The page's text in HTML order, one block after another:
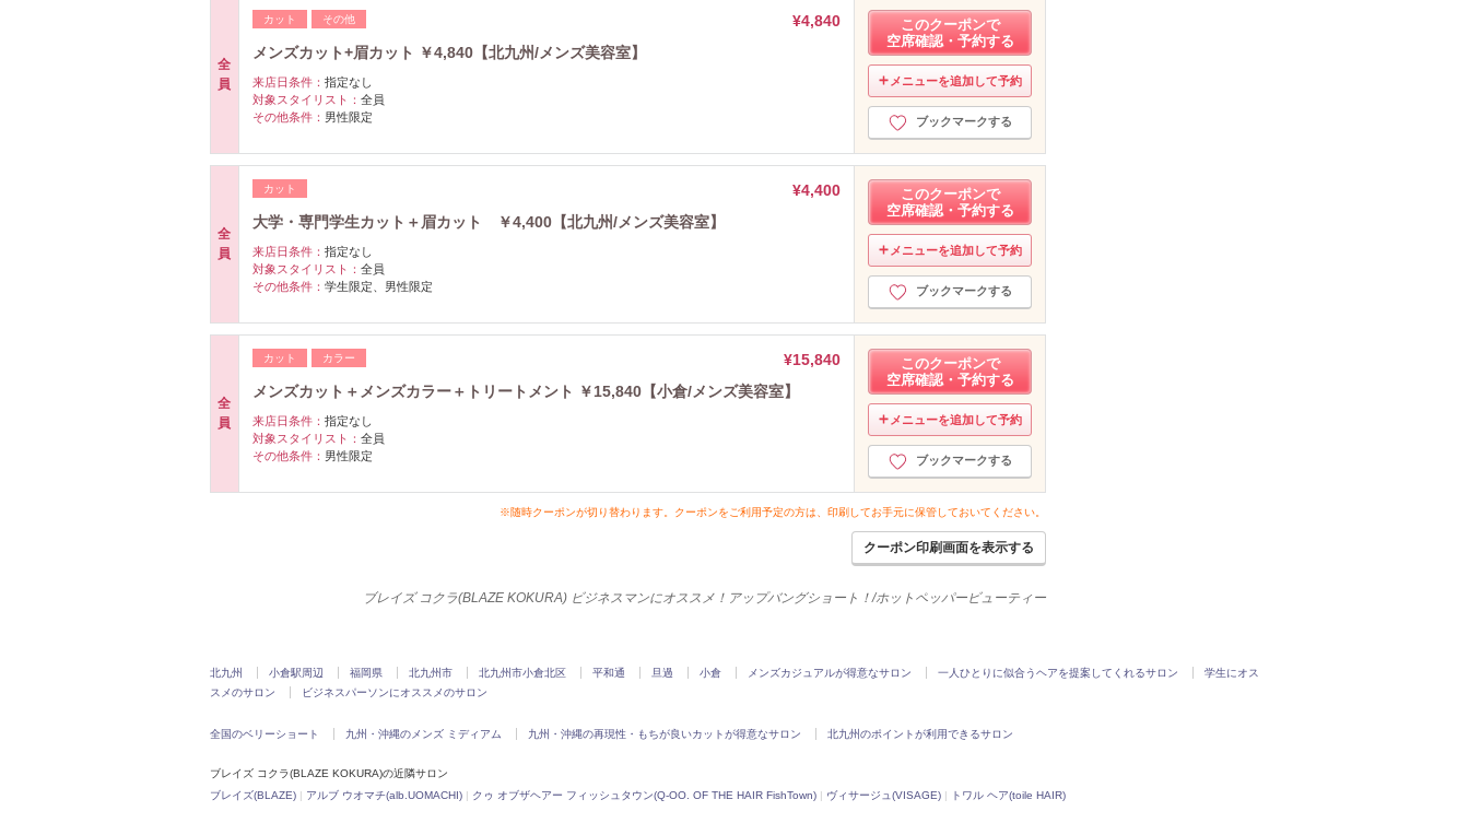
全
員
カット その他
¥4,840
メンズカット+眉カット ￥4,840【北九州/メンズ美容室】
来店日条件： 指定なし
対象スタイリスト： 全員
その他条件： 男性限定
このクーポンで
空席確認・予約する
メニューを追加して予約
ブックマークする
全
員
カット
¥4,400
大学・専門学生カット＋眉カット ￥4,400【北九州/メンズ美容室】
来店日条件： 指定なし
対象スタイリスト： 全員
その他条件： 学生限定、男性限定
このクーポンで
空席確認・予約する
メニューを追加して予約
ブックマークする
全
員
カット カラー
¥15,840
メンズカット＋メンズカラー＋トリートメント ￥15,840【小倉/メンズ美容室】
来店日条件： 指定なし
対象スタイリスト： 全員
その他条件： 男性限定
このクーポンで
空席確認・予約する
メニューを追加して予約
ブックマークする
※随時クーポンが切り替わります。クーポンをご利用予定の方は、印刷してお手元に保管しておいてください。
クーポン印刷画面を表示する
ブレイズ コクラ(BLAZE KOKURA) ビジネスマンにオススメ！アップバングショート！/ホットペッパービューティー
北九州 小倉駅周辺 福岡県 北九州市 北九州市小倉北区 平和通 旦過 小倉 メンズカジュアルが得意なサロン 一人ひとりに似合うヘアを提案してくれるサロン
学生にオス
スメのサロン
ビジネスパーソンにオススメのサロン
全国のベリーショート 九州・沖縄のメンズ ミディアム 九州・沖縄の再現性・もちが良いカットが得意なサロン 北九州のポイントが利用できるサロン
ブレイズ コクラ(BLAZE KOKURA)の近隣サロン
ブレイズ(BLAZE) | アルブ ウオマチ(alb.UOMACHI) | クゥ オブザヘアー フィッシュタウン(Q-OO. OF THE HAIR FishTown) | ヴィサージュ(VISAGE) | トワル ヘア(toile HAIR)